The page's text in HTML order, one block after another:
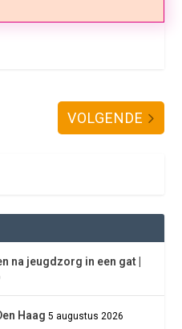
VOLGENDE
na jeugdzorg in een gat |
Haag 5 augustus 2026